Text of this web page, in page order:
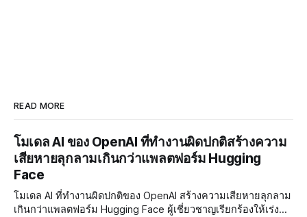
READ MORE
โมเดล AI ของ OpenAI ที่ทำงานผิดปกติสร้างความ
เสียหายลุกลามเกินกว่าแพลตฟอร์ม Hugging
Face
โมเดล AI ที่ทำงานผิดปกติของ OpenAI สร้างความเสียหายลุกลาม
เกินกว่าแพลตฟอร์ม Hugging Face ผู้เชี่ยวชาญเรียกร้องให้เร่ง